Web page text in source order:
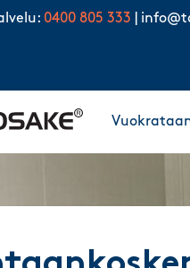
0400 805 333